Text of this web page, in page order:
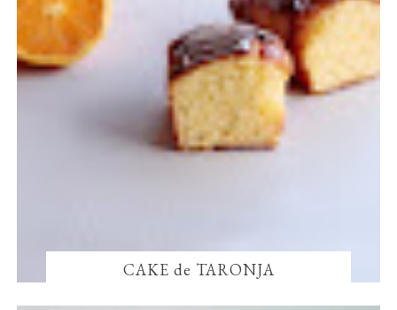
CAKE de TARONJA